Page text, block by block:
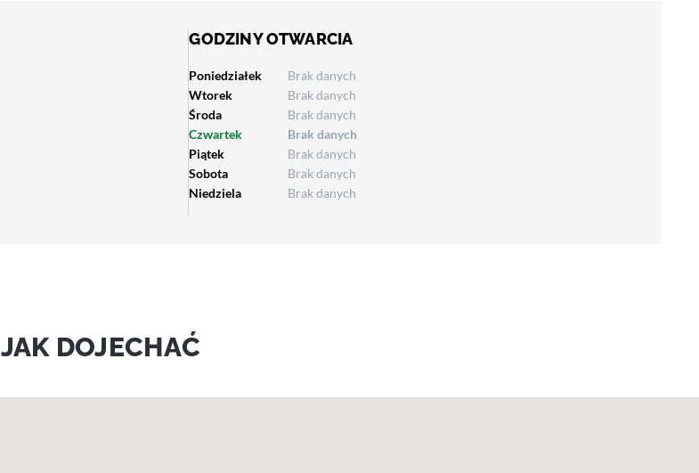
GODZINY OTWARCIA
Poniedziałek
Brak danych
Wtorek
Brak danych
Środa
Brak danych
Czwartek
Brak danych
Piątek
Brak danych
Sobota
Brak danych
Niedziela
Brak danych
JAK DOJECHAĆ